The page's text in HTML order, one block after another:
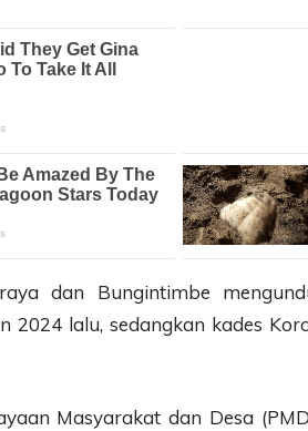
dan Bungintimbe
2024 lalu, sedangkan kades
Masyarakat dan Desa